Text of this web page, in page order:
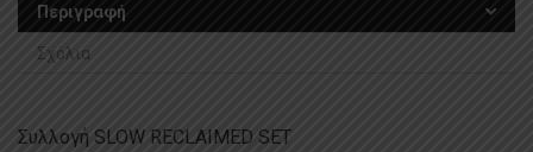
Περιγραφή
Σχόλια
Συλλογή SLOW RECLAIMED SET